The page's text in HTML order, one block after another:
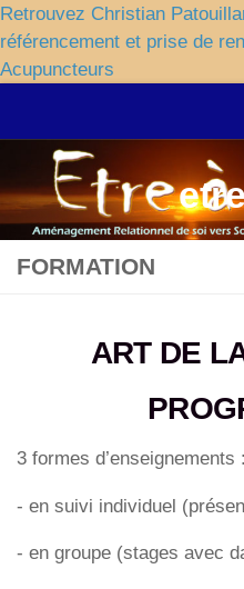
Retrouvez Christian
référencement et prise de
Acupuncteurs
FORMATION
ART DE
3 formes d’enseignements :
- en suivi individuel
- en groupe (stages avec